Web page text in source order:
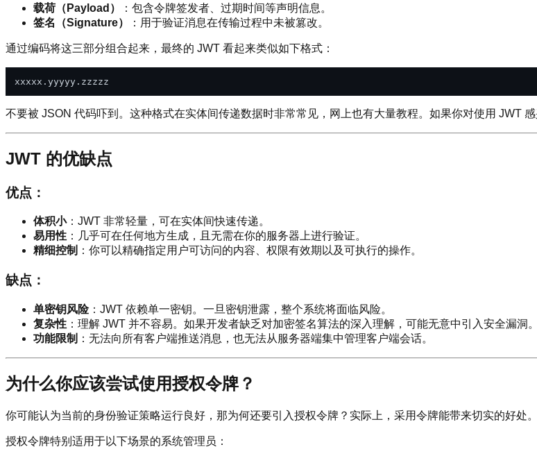
载荷（Payload）
：包含令牌签发者、过期时间等声明信息。
签名（Signature）
：用于验证消息在传输过程中未被篡改。
通过编码将这三部分组合起来，最终的 JWT 看起来类似如下格式：
不要被 JSON 代码吓到。这种格式在实体间传递数据时非常常见，网上也有大量教程。如果你对使用 JWT
JWT 的优缺点
优点：
体积小：JWT 非常轻量，可在实体间快速传递。
易用性 ：几乎可在任何地方生成，且无需在你的服务器上进行验证。
精细控制 ：你可以精确指定用户可访问的内容、权限有效期以及可执行的操作。
缺点：
单密钥风险：JWT 依赖单一密钥。一旦密钥泄露，整个系统将面临风险。
复杂性 ：理解 JWT 并不容易。如果开发者缺乏对加密签名算法的深入理解，可能无意中引入安全漏洞。
功能限制 ：无法向所有客户端推送消息，也无法从服务器端集中管理客户端会话。
为什么你应该尝试使用授权令牌？
你可能认为当前的身份验证策略运行良好，那为何还要引入授权令牌？实际上，采用令牌能带来切实的好处。
授权令牌特别适用于以下场景的系统管理员：